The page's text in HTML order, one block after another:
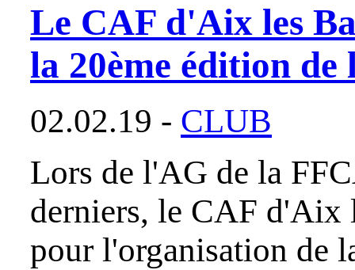
Le CAF d'Aix les
la 20ème édition
02.02.19 - CLUB
Lors de l'AG de la
derniers, le CAF d'Aix
pour l'organisation de